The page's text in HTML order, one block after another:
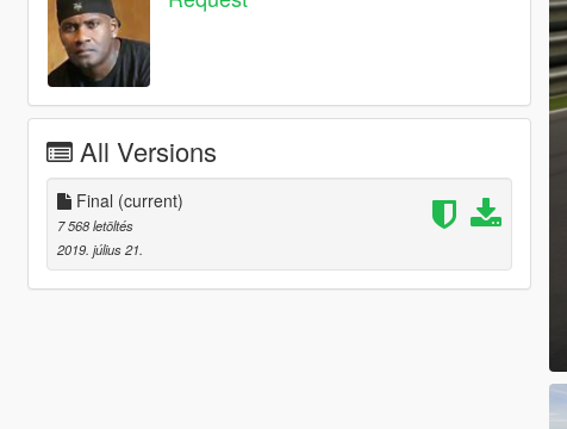
All Versions
Final (current)
7 568 letöltés
2019. július 21.